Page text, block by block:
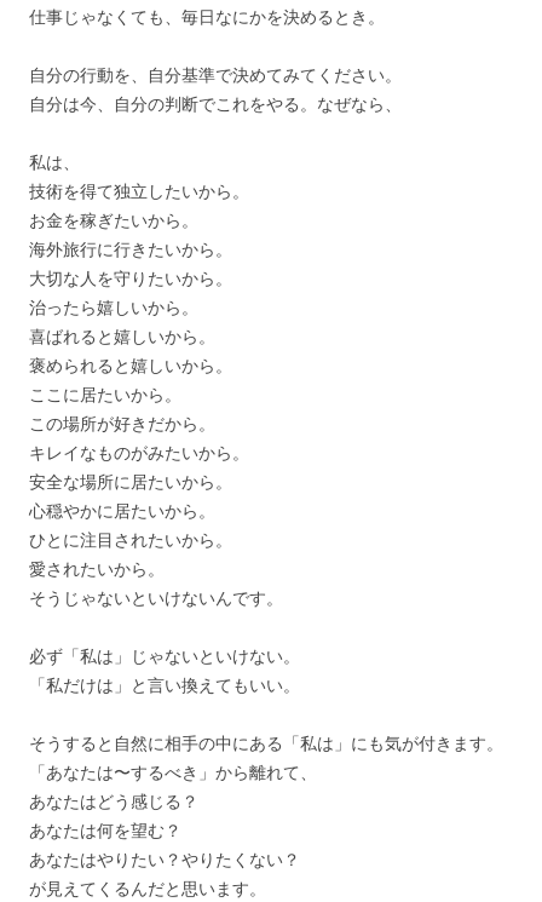
仕事じゃなくても、毎日なにかを決めるとき。
自分の行動を、自分基準で決めてみてください。
自分は今、自分の判断でこれをやる。なぜなら、
私は、
技術を得て独立したいから。
お金を稼ぎたいから。
海外旅行に行きたいから。
大切な人を守りたいから。
治ったら嬉しいから。
喜ばれると嬉しいから。
褒められると嬉しいから。
ここに居たいから。
この場所が好きだから。
キレイなものがみたいから。
安全な場所に居たいから。
心穏やかに居たいから。
ひとに注目されたいから。
愛されたいから。
そうじゃないといけないんです。
必ず「私は」じゃないといけない。
「私だけは」と言い換えてもいい。
そうすると自然に相手の中にある「私は」にも気が付きます。
「あなたは〜するべき」から離れて、
あなたはどう感じる？
あなたは何を望む？
あなたはやりたい？やりたくない？
が見えてくるんだと思います。